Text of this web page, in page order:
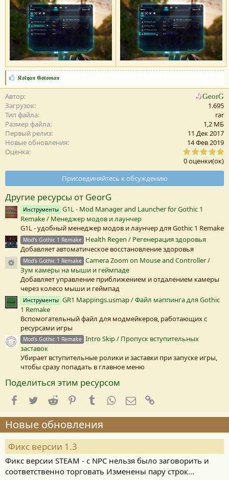
С
м
п
а
т
и
и
:
𝕶𝖔𝖑𝖞𝖆𝖓 𝕲𝖔𝖙𝖔𝖒𝖆𝖓
Автор GeorG
Загрузок
1.695
Тип файла
rar
Размер файла
1,2 MБ
Первый релиз
11 Дек 2017
Новые обновления
14 Фев 2019
Оценка
0
,
0
0
з
в
(
0 оценки(ок)
Присоединяйтесь к обсуждению
Другие ресурсы от GeorG
Инструменты G1L - Mod Manager and Launcher for Gothic 1
Remake / Менеджер модов и лаунчер
G1L - удобный менеджер модов и лаунчер для Gothic 1 Remake
Mod's Gothic 1 Remake Health Regen / Регенерация здоровья
Добавляет автоматическое восстановление здоровья
Иконка ресурса
Mod's Gothic 1 Remake Camera Zoom on Mouse and Controller /
Зум камеры на мыши и геймпаде
Добавляет управление приближением и отдалением камеры
через колесо мыши и геймпад
Инструменты GR1 Mappings.usmap / Файл маппинга для Gothic
1 Remake
Вспомогательный файл для модмейкеров, работающих с
ресурсами игры
Mod's Gothic 1 Remake Intro Skip / Пропуск вступительных
заставок
Убирает вступительные ролики и заставки при запуске игры,
чтобы сразу попадать в главное меню
Поделиться этим ресурсом
Facebook
TwitterReddit PinterestTumblrWhatsApp
E-mail
Новые обновления
Фикс версии 1.3
Фикс версии STEAM - с NPC нельзя было заговорить и
соответственно торговать Изменены пару строк...